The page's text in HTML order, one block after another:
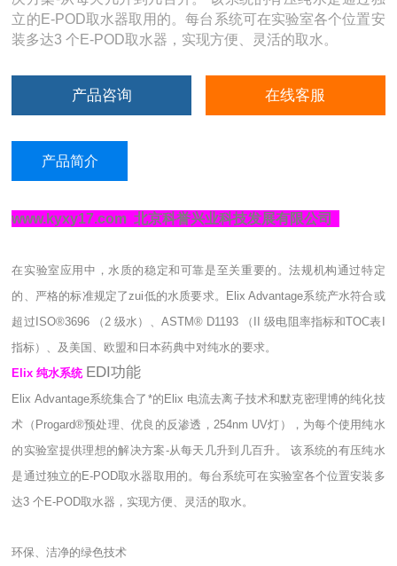
立的E-POD取水器取用的。每台系统可在实验室各个位置安
装多达3 个E-POD取水器，实现方便、灵活的取水。
产品咨询 在线客服
产品简介
www.kyxy17.com 北京科誉兴业科技发展有限公司
在实验室应用中，水质的稳定和可靠是至关重要的。法规机构通过特定
的、严格的标准规定了zui低的水质要求。Elix Advantage系统产水符合或
超过ISO®3696 （2 级水）、ASTM® D1193 （II 级电阻率指标和TOC表I
指标）、及美国、欧盟和日本药典中对纯水的要求。
Elix 纯水系统 EDI功能
Elix Advantage系统集合了*的Elix 电流去离子技术和默克密理博的纯化技
术（Progard®预处理、优良的反渗透，254nm UV灯），为每个使用纯水
的实验室提供理想的解决方案-从每天几升到几百升。 该系统的有压纯水
是通过独立的E-POD取水器取用的。每台系统可在实验室各个位置安装多
达3 个E-POD取水器，实现方便、灵活的取水。
环保、洁净的绿色技术